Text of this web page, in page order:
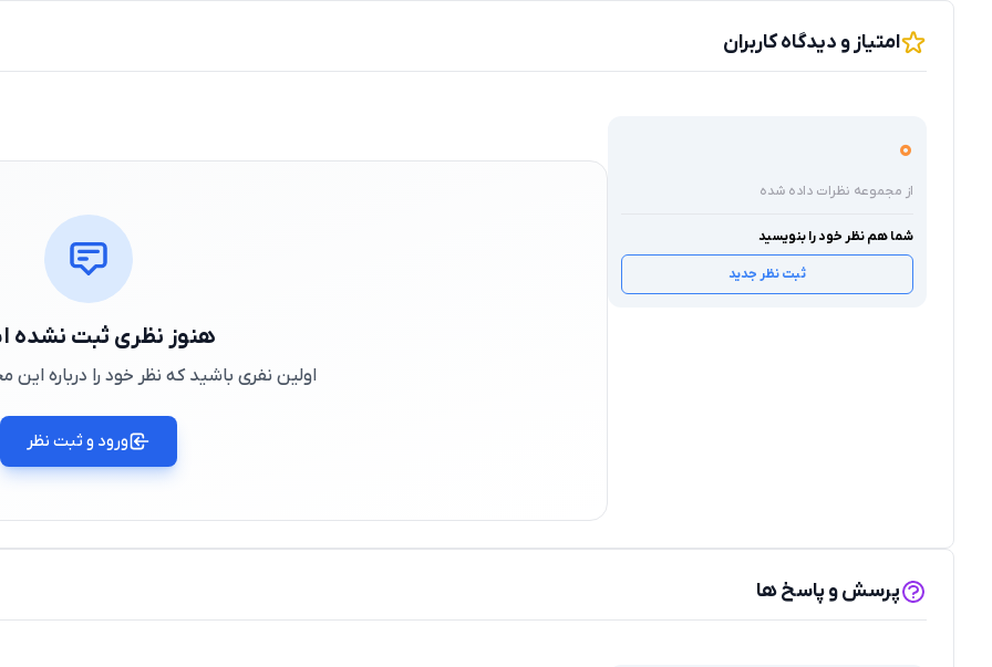
امتیاز و دیدگاه کاربران
0
از مجموعه نظرات داده شده
شما هم نظر خود را بنویسید
ثبت نظر جدید
هنوز نظری ثبت نشده
اولین نفری باشید که نظر خود را درباره
ورود و ثبت نظر
پرسش و پاسخ ها